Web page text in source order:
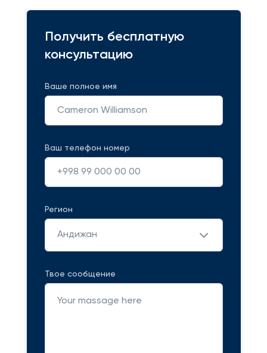
Получить бесплатную
консультацию
Ваше полное имя
Ваш телефон номер
Регион
Андижан
Твое сообщение